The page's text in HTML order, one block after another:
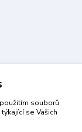
souborů
se Vašich